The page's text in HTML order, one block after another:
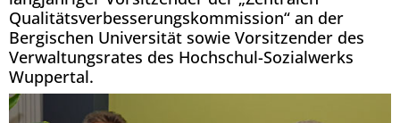
Qualitätsverbesserungskommission“ an der
Bergischen Universität sowie Vorsitzender des
Verwaltungsrates des Hochschul-Sozialwerks
Wuppertal.